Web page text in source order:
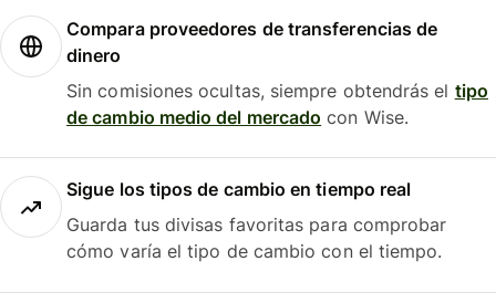
Compara proveedores de transferencias de
dinero
Sin comisiones ocultas, siempre obtendrás el tipo
de cambio medio del mercado con Wise.
Sigue los tipos de cambio en tiempo real
Guarda tus divisas favoritas para comprobar
cómo varía el tipo de cambio con el tiempo.